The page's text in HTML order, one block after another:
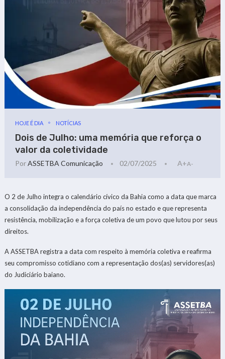
HOJE É DIA NOTÍCIAS
Dois de Julho: uma memória que reforça o
valor da coletividade
PorASSETBA Comunicação 02/07/2025 A+A-
O 2 de Julho integra o calendário cívico da Bahia como a data que marca
a consolidação da independência do país no estado e que representa
resistência, mobilização e a força coletiva de um povo que lutou por seus
direitos.
A ASSETBA registra a data com respeito à memória coletiva e reafirma
seu compromisso cotidiano com a representação dos(as) servidores(as)
do Judiciário baiano.
vídeo